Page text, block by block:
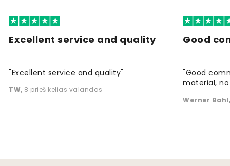
Excellent service and quality
"Excellent service and quality"
TW, 8 prieš kelias valandas
Good
"Good
material,
Werner Bahl